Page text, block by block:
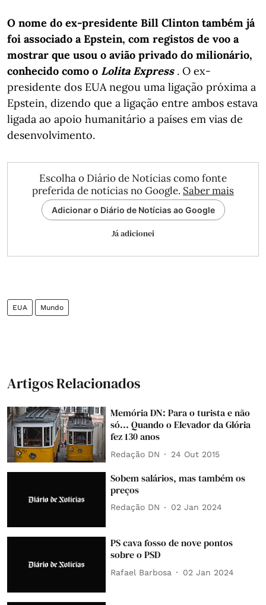
O nome do ex-presidente Bill Clinton também já
foi associado a Epstein, com registos de voo a
mostrar que usou o avião privado do milionário,
conhecido como o Lolita Express . O ex-
presidente dos EUA negou uma ligação próxima a
Epstein, dizendo que a ligação entre ambos estava
ligada ao apoio humanitário a países em vias de
desenvolvimento.
Escolha o Diário de Notícias como fonte
preferida de notícias no Google. Saber mais
Adicionar o Diário de Notícias ao Google
Já adicionei
EUA Mundo
Artigos Relacionados
Memória DN: Para o turista e não
só... Quando o Elevador da Glória
fez 130 anos
Redação DN 24 Out 2015
Sobem salários, mas também os
preços
Redação DN 02 Jan 2024
PS cava fosso de nove pontos
sobre o PSD
Rafael Barbosa 02 Jan 2024